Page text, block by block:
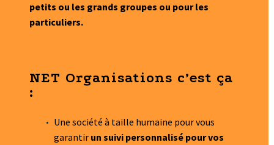
petits ou les grands groupes ou pour les
particuliers.
NET Organisations c’est ça
:
Une société à taille humaine pour vous
garantir un suivi personnalisé pour vos